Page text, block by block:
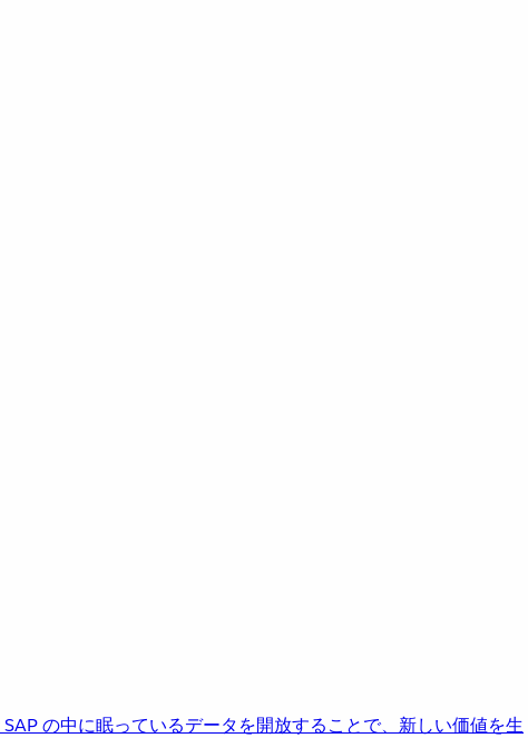
SAP の中に眠っているデータを開放することで、新しい価値を生